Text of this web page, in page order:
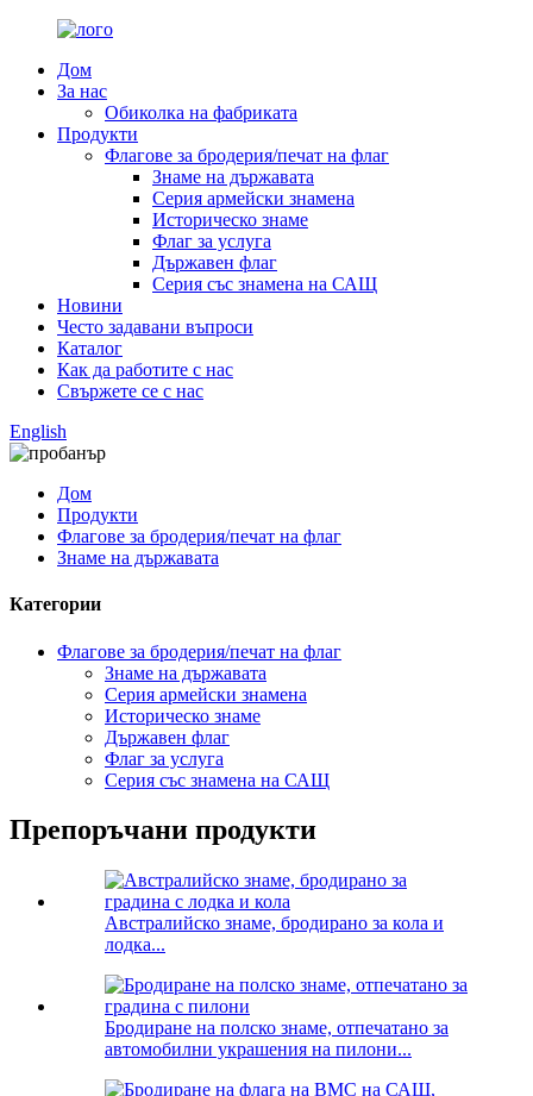
Дом
За нас
Обиколка на фабриката
Продукти
Флагове за бродерия/печат на флаг
Знаме на държавата
Серия армейски знамена
Историческо знаме
Флаг за услуга
Държавен флаг
Серия със знамена на САЩ
Новини
Често задавани въпроси
Каталог
Как да работите с нас
Свържете се с нас
English
Дом
Продукти
Флагове за бродерия/печат на флаг
Знаме на държавата
Категории
Флагове за бродерия/печат на флаг
Знаме на държавата
Серия армейски знамена
Историческо знаме
Държавен флаг
Флаг за услуга
Серия със знамена на САЩ
Препоръчани продукти
Австралийско знаме, бродирано за кола и
лодка...
Бродиране на полско знаме, отпечатано за
автомобилни украшения на пилони...